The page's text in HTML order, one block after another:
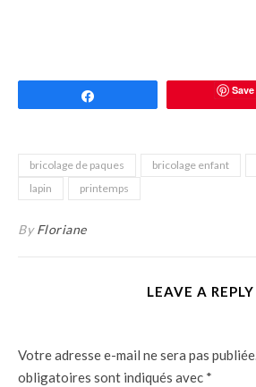
Save
bricolage de paques bricolage enfant
lapin
printemps
ByFloriane
LEAVE A REPLY
Votre adresse e-mail ne sera pas publiée.
obligatoires sont indiqués avec *